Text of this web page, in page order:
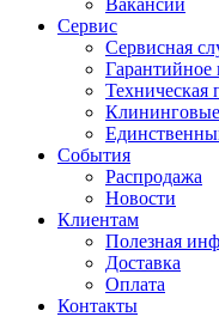
Вакансии
Сервис
Сервисная
Гарантийное
Техническая
События
Распродажа
Новости
Клиентам
Полезная
Доставка
Оплата
Контакты